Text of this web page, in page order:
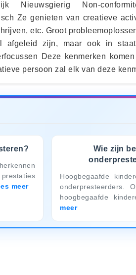
Nieuwsgierig Non-
Ze genieten van creatieve
etc. Groot
afgeleid zijn, maar ook in
Deze kenmerken
persoon zal elk van deze
meer
Wie zijn
Hoogbegaafde
onderpresteerders.
hoogbegaafde
meer